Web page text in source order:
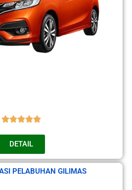
DETAIL
PELABUHAN GILIMAS